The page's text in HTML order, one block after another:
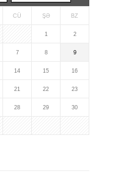
CÜ ŞƏ BZ
1 2
7 8 9
14 15 16
21 22 23
28 29 30